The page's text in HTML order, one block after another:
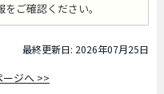
ご確認ください。
最終更新日: 2026年07月25日
ジへ >>